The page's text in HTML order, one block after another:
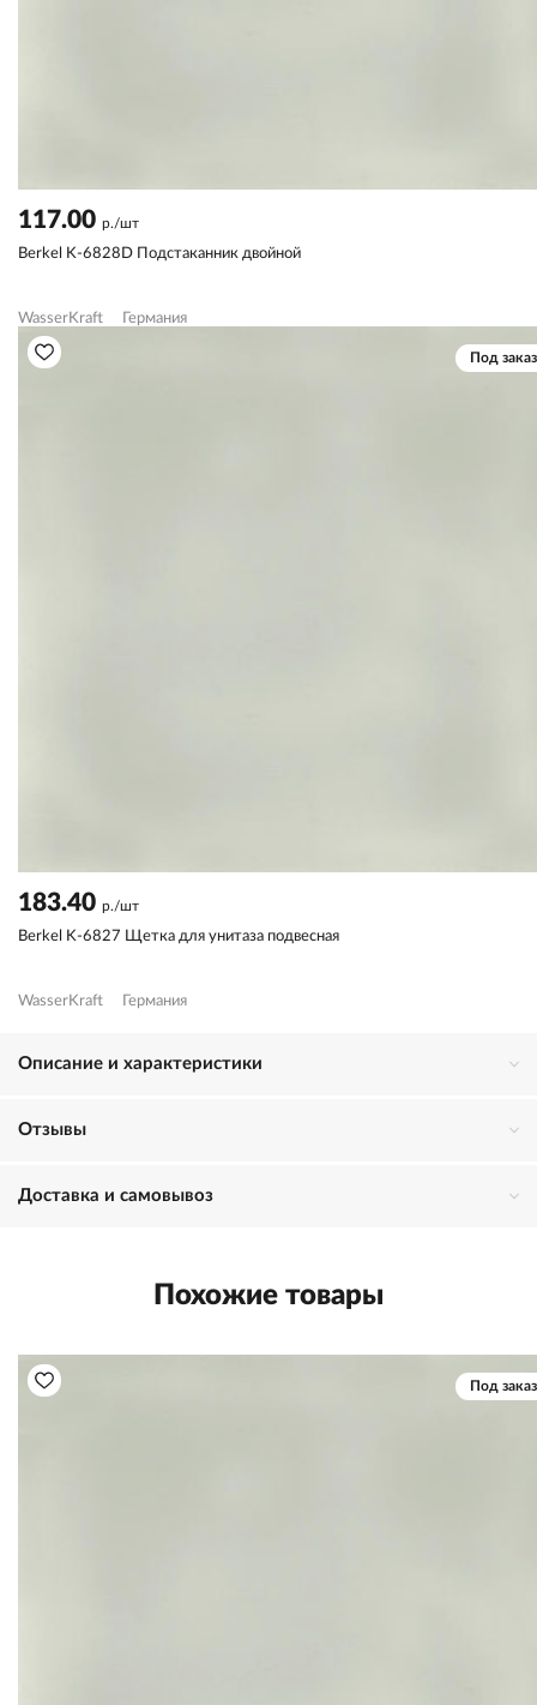
117.00 р./шт
Berkel K-6828D Подстаканник двойной
WasserKraft Германия
Под заказ
183.40 р./шт
Berkel K-6827 Щетка для унитаза подвесная
WasserKraft Германия
Описание и характеристики
Отзывы
Доставка и самовывоз
Похожие товары
Под заказ